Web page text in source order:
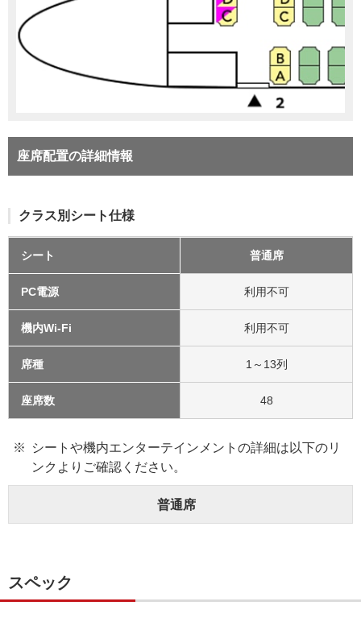
座席配置の詳細情報
クラス別シート仕様
シート 普通席
PC電源 利用不可
機内Wi-Fi 利用不可
席種 1～13列
座席数 48
シートや機内エンターテインメントの詳細は以下のリ
ンクよりご確認ください。
普通席
スペック